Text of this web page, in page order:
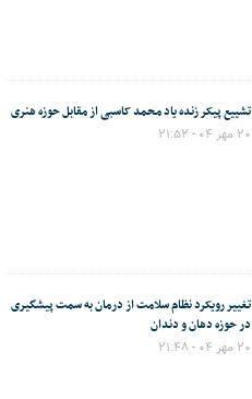
تشییع پیکر زنده یاد محمد کاسبی از مقابل حوزه هنری
۲۰ مهر ۰۴ - ۲۱:۵۲
تغییر رویکرد نظام سلامت از درمان به سمت پیشگیری
در حوزه دهان و دندان
۲۰ مهر ۰۴ - ۲۱:۴۸